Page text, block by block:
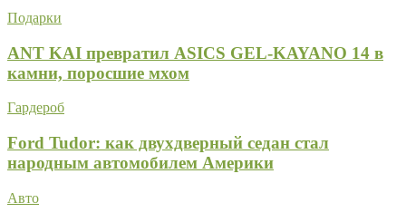
Подарки
ANT KAI превратил ASICS GEL-KAYANO 14 в
камни, поросшие мхом
Гардероб
Ford Tudor: как двухдверный седан стал
народным автомобилем Америки
Авто